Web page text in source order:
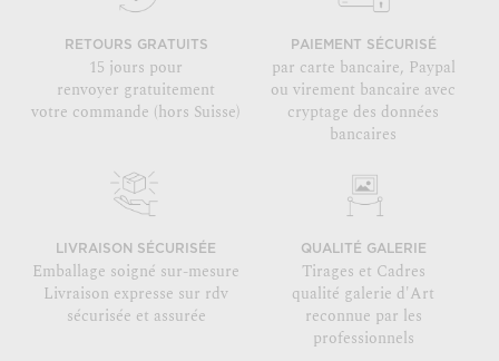
RETOURS GRATUITS
15 jours pour
renvoyer gratuitement
votre commande (hors Suisse)
PAIEMENT SÉCURISÉ
par carte bancaire, Paypal
ou virement bancaire avec
cryptage des données
bancaires
LIVRAISON SÉCURISÉE
Emballage soigné sur-mesure
Livraison expresse sur rdv
sécurisée et assurée
QUALITÉ GALERIE
Tirages et Cadres
qualité galerie d'Art
reconnue par les
professionnels